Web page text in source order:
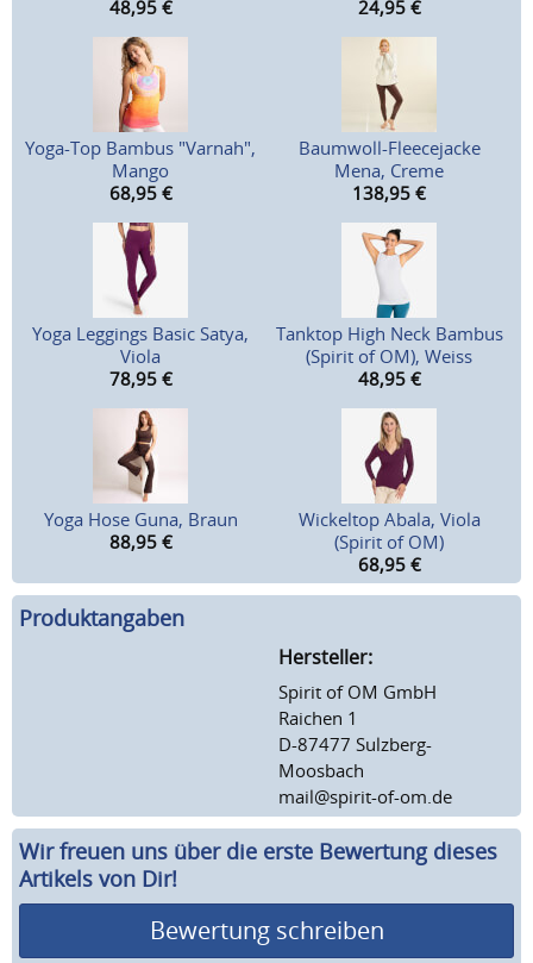
48,95 € 24,95 €
Yoga-Top Bambus "Varnah",
Mango
68,95 €
Baumwoll-Fleecejacke
Mena, Creme
138,95 €
Yoga Leggings Basic Satya,
Viola
78,95 €
Tanktop High Neck Bambus
(Spirit of OM), Weiss
48,95 €
Yoga Hose Guna, Braun
88,95 €
Wickeltop Abala, Viola
(Spirit of OM)
68,95 €
Produktangaben
Hersteller:
Spirit of OM GmbH
Raichen 1
D-87477 Sulzberg-
Moosbach
mail@spirit-of-om.de
Wir freuen uns über die erste Bewertung dieses
Artikels von Dir!
Bewertung schreiben